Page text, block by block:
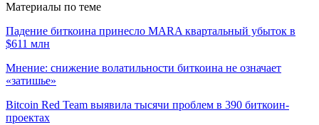
Материалы по теме
Падение биткоина принесло MARA квартальный убыток в
$611 млн
Мнение: снижение волатильности биткоина не означает
«затишье»
Bitcoin Red Team выявила тысячи проблем в 390 биткоин-
проектах